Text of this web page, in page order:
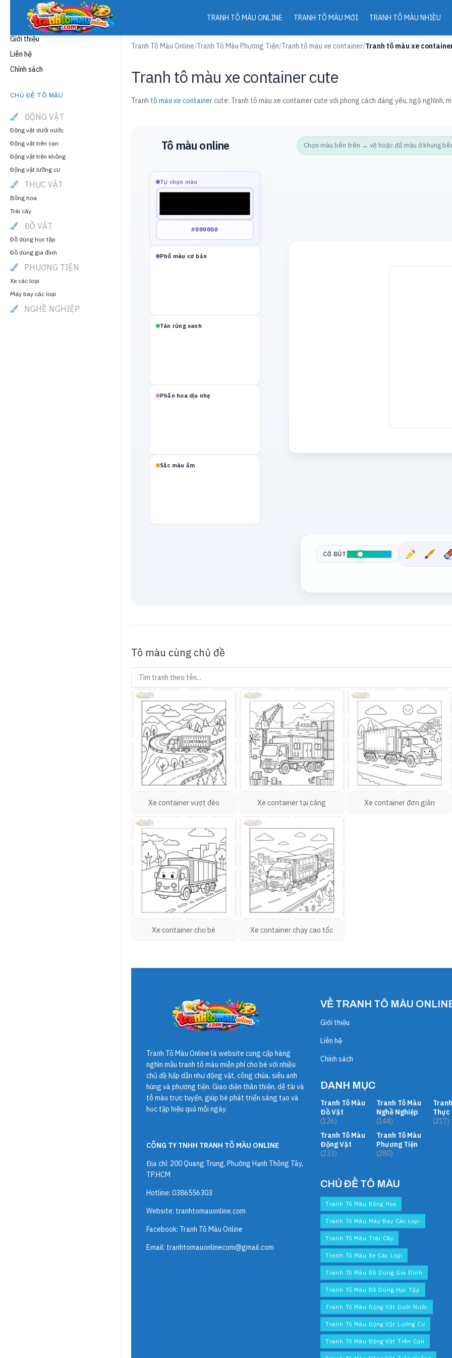
THÔNG TIN
Giới thiệu
Liên hệ
Chính sách
CHỦ ĐỀ TÔ MÀU
ĐỘNG VẬT
Động vật dưới nước
Động vật trên cạn
Động vật trên không
Động vật lưỡng cư
THỰC VẬT
Bông hoa
Trái cây
ĐỒ VẬT
Đồ dùng học tập
Đồ dùng gia đình
PHƯƠNG TIỆN
Xe các loại
Máy bay các loại
NGHỀ NGHIỆP
TRANH TÔ MÀU ONLINE TRANH TÔ MÀU MỚI TRANH TÔ MÀU NHIỀU
Tranh Tô Màu Online/Tranh Tô Màu Phương Tiện/Tranh tô màu xe container/Tranh tô màu xe
Tranh tô màu xe container cute
Tranh tô màu xe container cute: Tranh tô màu xe container cute với phong cách đáng yêu, ngộ nghĩnh,
Tô màu online Chọn màu bên trên → vẽ hoặc đổ màu ở khung
Tự chọn màu
Phổ màu cơ bản
Tán rừng xanh
Phấn hoa dịu nhẹ
Sắc màu ấm
CỠ BÚT
Tô màu cùng chủ đề
Xe container vượt đèo Xe container tại cảng Xe container đơn giản
Xe container cho bé Xe container chạy cao tốc
Tranh Tô Màu Online là website cung cấp hàng
nghìn mẫu tranh tô màu miễn phí cho bé với nhiều
chủ đề hấp dẫn như động vật, công chúa, siêu anh
hùng và phương tiện. Giao diện thân thiện, dễ tải và
tô màu trực tuyến, giúp bé phát triển sáng tạo và
học tập hiệu quả mỗi ngày.
CÔNG TY TNHH TRANH TÔ MÀU ONLINE
Địa chỉ: 200 Quang Trung, Phường Hạnh Thông Tây,
TP.HCM
Hotline: 0386556303
Website: tranhtomauonline.com
Facebook: Tranh Tô Màu Online
Email: tranhtomauonlinecom@gmail.com
VỀ TRANH TÔ MÀU
Giới thiệu
Liên hệ
Chính sách
DANH MỤC
Tranh Tô Màu
Đồ Vật
(126)
Tranh Tô Màu
Động Vật
(233)
Tranh Tô Màu
Nghề Nghiệp
(144)
Tranh Tô Màu
Phương Tiện
(280)
Thực
(217)
CHỦ ĐỀ TÔ MÀU
Tranh Tô Màu Bông Hoa
Tranh Tô Màu Máy Bay Các Loại
Tranh Tô Màu Trái Cây
Tranh Tô Màu Xe Các Loại
Tranh Tô Màu Đồ Dùng Gia Đình
Tranh Tô Màu Đồ Dùng Học Tập
Tranh Tô Màu Động Vật Dưới Nước
Tranh Tô Màu Động Vật Lưỡng Cư
Tranh Tô Màu Động Vật Trên Cạn